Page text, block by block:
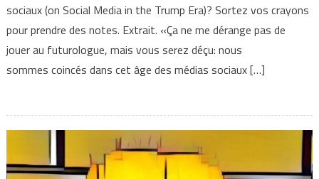
sociaux (on Social Media in the Trump Era)? Sortez vos crayons
pour prendre des notes. Extrait. «Ça ne me dérange pas de
jouer au futurologue, mais vous serez déçu: nous
sommes coincés dans cet âge des médias sociaux […]